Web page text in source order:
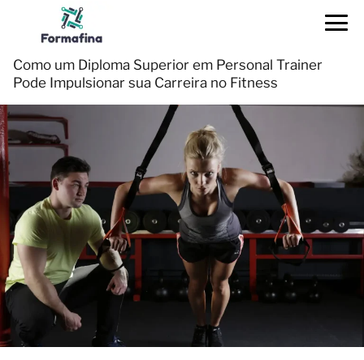
Como um Diploma Superior em Personal Trainer
Pode Impulsionar sua Carreira no Fitness